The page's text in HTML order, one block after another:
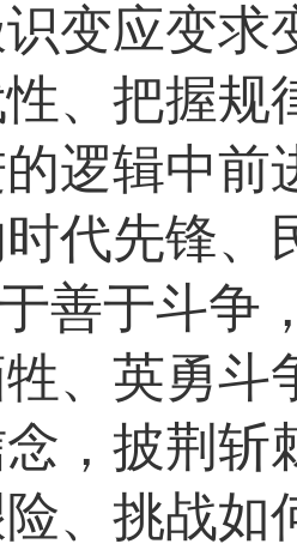
变应变求
、把握规
逻辑中前
代先锋、
于斗争
、英勇斗
，披荆斩
、挑战如